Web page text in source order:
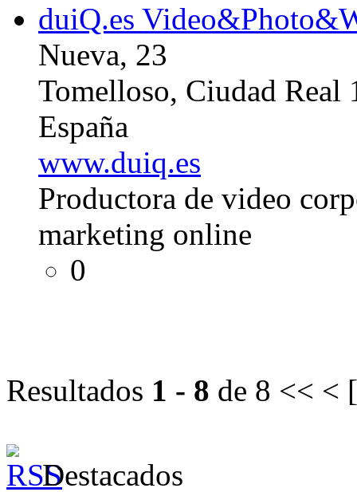
duiQ.es
Nueva, 23
Tomelloso, Ciudad Real
España
www.duiq.es
Productora de video
marketing online
0
Resultados 1 - 8 de 8 << < [
Destacados